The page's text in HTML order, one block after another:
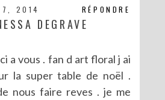
RÉPONDRE
7, 2014
DEGRAVE
a vous . fan d art floral j ai
la super table de noël .
nous faire reves . je me